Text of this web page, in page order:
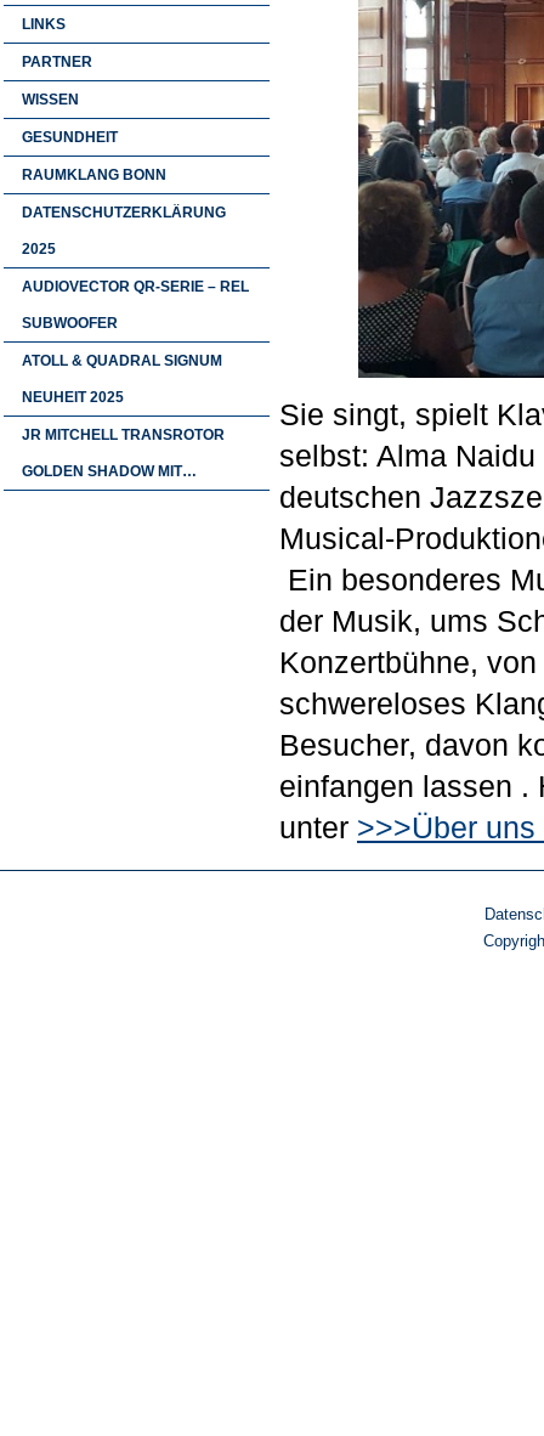
LINKS
PARTNER
WISSEN
GESUNDHEIT
RAUMKLANG BONN
DATENSCHUTZERKLÄRUNG
2025
AUDIOVECTOR QR-SERIE – REL
SUBWOOFER
ATOLL & QUADRAL SIGNUM
NEUHEIT 2025
JR MITCHELL TRANSROTOR
GOLDEN SHADOW MIT…
Sie singt, spielt
selbst: Alma
deutschen
Musical-
Ein besonderes
der Musik, ums
Konzertbühne,
schwereloses
Besucher, davon
einfangen lassen .
unter >>>Über